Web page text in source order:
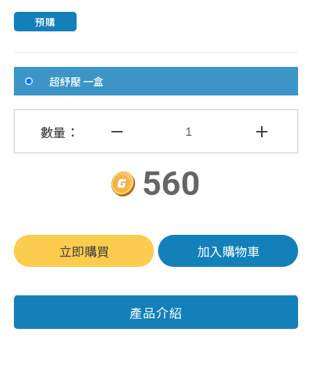
預購
超紓壓 一盒
數量：
560
立即購買 加入購物車
產品介紹